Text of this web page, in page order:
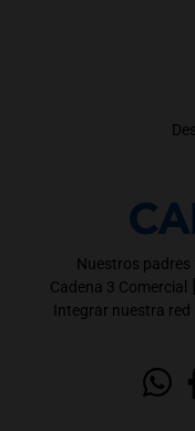
Nuestros
Cadena 3 Comercial |
Integrar nuestra red